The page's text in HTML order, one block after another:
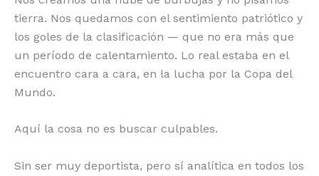
o
k
p
k
r
tierra. Nos quedamos con el sentimiento patriótico y
los goles de la clasificación — que no era más que
un período de calentamiento. Lo real estaba en el
encuentro cara a cara, en la lucha por la Copa del
Mundo.
Aquí la cosa no es buscar culpables.
Sin ser muy deportista, pero sí analítica en todos los